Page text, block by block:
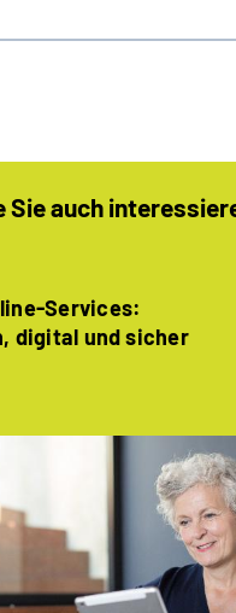
Sie auch
Services:
digital und sicher